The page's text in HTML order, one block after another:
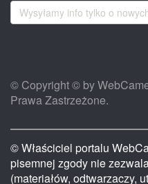
© Copyright © by
Prawa Zastrzeżone.
© Właściciel portalu
pisemnej zgody nie
(materiałów, odtwarzaczy,